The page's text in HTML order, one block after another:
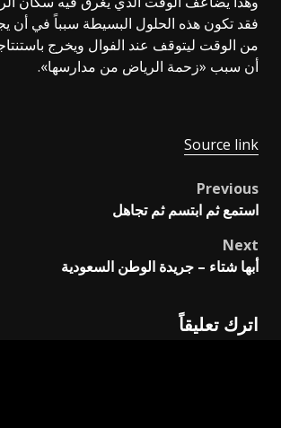
فقد تكون هذه الحلول البسيطة سبباً في أن
من الوقت ليتوقف عند الفوال ويخرج
أن سبب «زحمة الرياض من مدارسها».
Source link
Post
navigation
Previous
استمع ثم ابتسم ثم تجاهل
Next
أبها شتاء – جريدة الوطن السعودية
اترك تعليقاً